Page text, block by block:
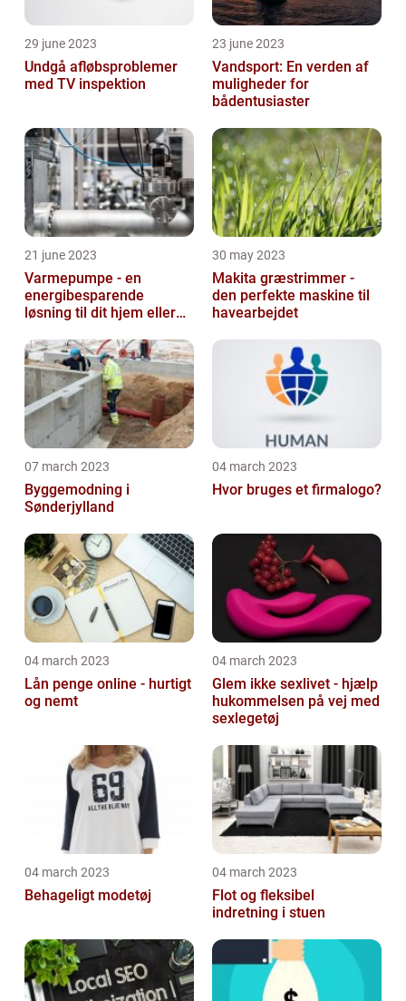
29 june 2023
Undgå afløbsproblemer
med TV inspektion
23 june 2023
Vandsport: En verden af
muligheder for
bådentusiaster
21 june 2023
Varmepumpe - en
energibesparende
løsning til dit hjem eller
30 may 2023
Makita græstrimmer -
den perfekte maskine til
havearbejdet
07 march 2023
Byggemodning i
Sønderjylland
04 march 2023
Hvor bruges et firmalogo?
04 march 2023
Lån penge online - hurtigt
og nemt
04 march 2023
Glem ikke sexlivet - hjælp
hukommelsen på vej med
sexlegetøj
04 march 2023
Behageligt modetøj
04 march 2023
Flot og fleksibel
indretning i stuen